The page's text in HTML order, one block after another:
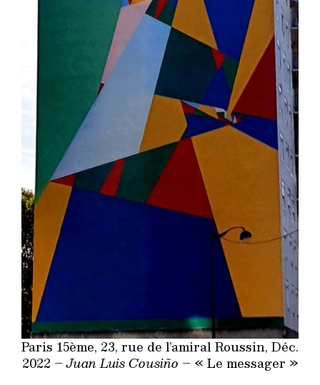
Paris 15ème, 23, rue de l’amiral Roussin, Déc.
2022 –Juan Luis Cousiño – « Le messager »